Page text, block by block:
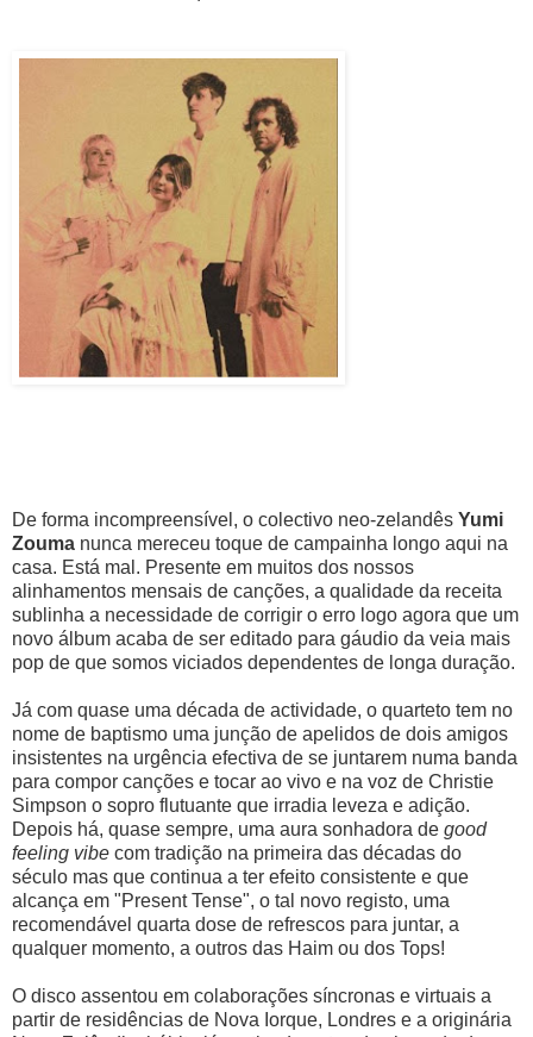
De forma incompreensível, o colectivo neo-zelandês Yumi
Zouma nunca mereceu toque de campainha longo aqui na
casa. Está mal. Presente em muitos dos nossos
alinhamentos mensais de canções, a qualidade da receita
sublinha a necessidade de corrigir o erro logo agora que um
novo álbum acaba de ser editado para gáudio da veia mais
pop de que somos viciados dependentes de longa duração.
Já com quase uma década de actividade, o quarteto tem no
nome de baptismo uma junção de apelidos de dois amigos
insistentes na urgência efectiva de se juntarem numa banda
para compor canções e tocar ao vivo e na voz de Christie
Simpson o sopro flutuante que irradia leveza e adição.
Depois há, quase sempre, uma aura sonhadora de good
feeling vibe com tradição na primeira das décadas do
século mas que continua a ter efeito consistente e que
alcança em "Present Tense", o tal novo registo, uma
recomendável quarta dose de refrescos para juntar, a
qualquer momento, a outros das Haim ou dos Tops!
O disco assentou em colaborações síncronas e virtuais a
partir de residências de Nova Iorque, Londres e a originária